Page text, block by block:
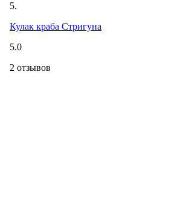
5.
Кулак краба Стригуна
5.0
2 отзывов